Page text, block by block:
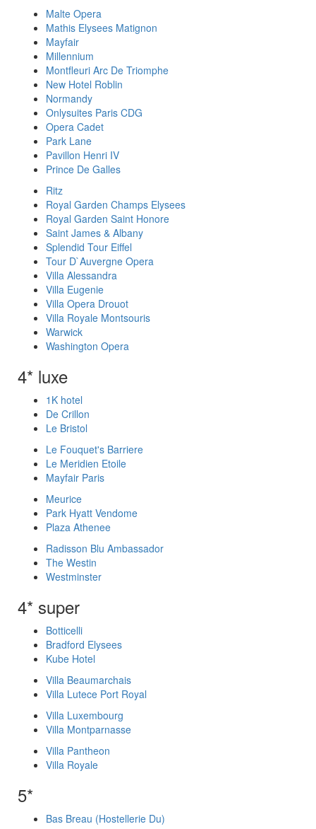
Malte Opera
Mathis Elysees Matignon
Mayfair
Millennium
Montfleuri Arc De Triomphe
New Hotel Roblin
Normandy
Onlysuites Paris CDG
Opera Cadet
Park Lane
Pavillon Henri IV
Prince De Galles
Ritz
Royal Garden Champs Elysees
Royal Garden Saint Honore
Saint James & Albany
Splendid Tour Eiffel
Tour D`Auvergne Opera
Villa Alessandra
Villa Eugenie
Villa Opera Drouot
Villa Royale Montsouris
Warwick
Washington Opera
4* luxe
1K hotel
De Crillon
Le Bristol
Le Fouquet's Barriere
Le Meridien Etoile
Mayfair Paris
Meurice
Park Hyatt Vendome
Plaza Athenee
Radisson Blu Ambassador
The Westin
Westminster
4* super
Botticelli
Bradford Elysees
Kube Hotel
Villa Beaumarchais
Villa Lutece Port Royal
Villa Luxembourg
Villa Montparnasse
Villa Pantheon
Villa Royale
5*
Bas Breau (Hostellerie Du)